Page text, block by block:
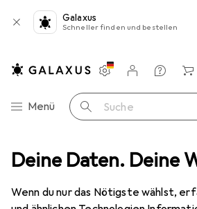
Deine Daten. Deine
Wenn du nur das Nötigste wählst,
Galaxus
Schneller finden und bestellen
Navigation nach Kategorien
Menü Suche
Einstellungen
Kundenkonto
Vergleichslisten
Merklisten
Warenkorb
Arbeitshose